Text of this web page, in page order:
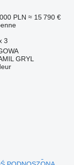
PLN ≈ 15 790 €
3
GRYL